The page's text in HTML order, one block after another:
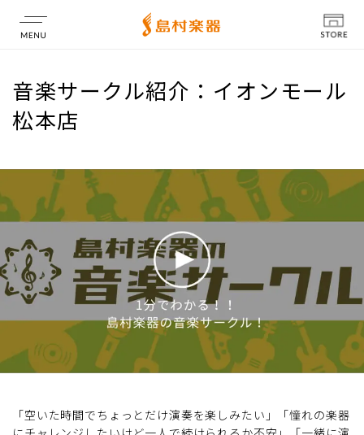
店舗情報
音楽サークル紹介：イオンモール
松本店
「空いた時間でちょっとだけ演奏を楽しみたい」「憧れの楽器